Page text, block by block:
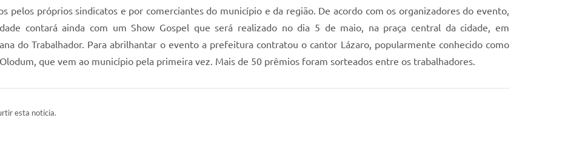
pelos próprios sindicatos e por comerciantes do município e da região. De acordo com os organizadores do evento,
contará ainda com um Show Gospel que será realizado no dia 5 de maio, na praça central da cidade, em
do Trabalhador. Para abrilhantar o evento a prefeitura contratou o cantor Lázaro, popularmente conhecido como
que vem ao município pela primeira vez. Mais de 50 prêmios foram sorteados entre os trabalhadores.
esta notícia.